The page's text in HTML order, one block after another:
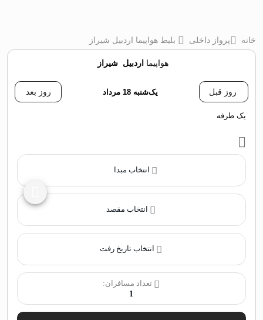
خانه پرواز داخلی بلیط هواپیما اردبیل شیراز
هواپیما اردبیل ‌شیراز
روز قبل یک‌شنبه 18 مرداد روز بعد
یک طرفه
انتخاب مبدا
انتخاب مقصد
تعداد مسافران:
1